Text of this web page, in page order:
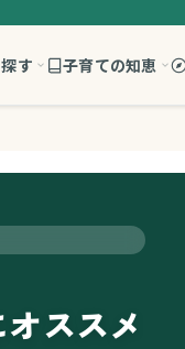
す 子育ての知恵
ススメ